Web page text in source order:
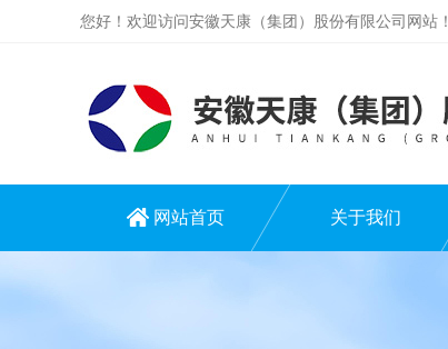
您好！欢迎访问安徽天康（集团）股份有限公司网站！
网站首页 关于我们